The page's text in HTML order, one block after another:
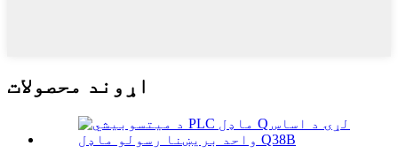
اړوند محصولات